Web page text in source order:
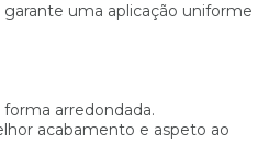
uma aplicação uniforme
arredondada.
acabamento e aspeto ao